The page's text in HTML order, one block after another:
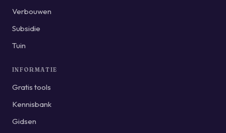
Verbouwen
Subsidie
Tuin
INFORMATIE
Gratis tools
Kennisbank
Gidsen